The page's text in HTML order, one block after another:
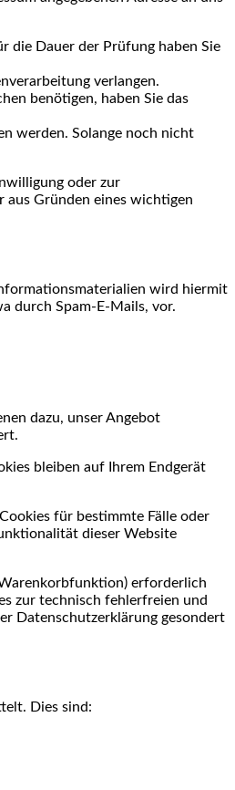
die Dauer der Prüfung haben Sie
verlangen.
benötigen, haben Sie das
werden. Solange noch nicht
oder zur
aus Gründen eines wichtigen
wird hiermit
durch Spam-E-Mails, vor.
dazu, unser Angebot
bleiben auf Ihrem Endgerät
für bestimmte Fälle oder
dieser Website
erforderlich
zur technisch fehlerfreien und
Datenschutzerklärung gesondert
Dies sind: